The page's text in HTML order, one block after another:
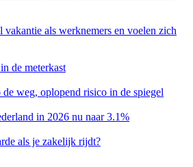
vakantie als werknemers en voelen zich
de meterkast
weg, oplopend risico in de spiegel
in 2026 nu naar 3.1%
als je zakelijk rijdt?